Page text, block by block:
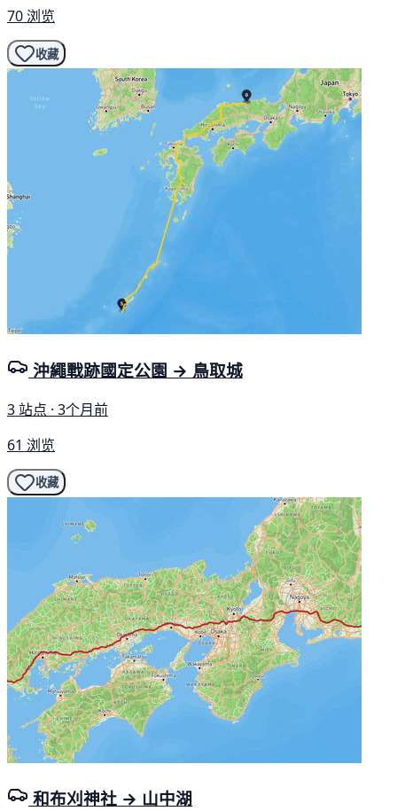
70 浏览
收藏
沖繩戰跡國定公園 → 鳥取城
3 站点 · 3个月前
61 浏览
收藏
和布刈神社 → 山中湖